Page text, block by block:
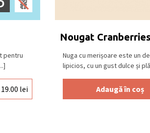
la o temperatură între 15⁰C –
pentru
19.00 lei
Nougat
Nuga cu merișoare este un
lipicios, cu un gust dulce și
Adaugă în coș